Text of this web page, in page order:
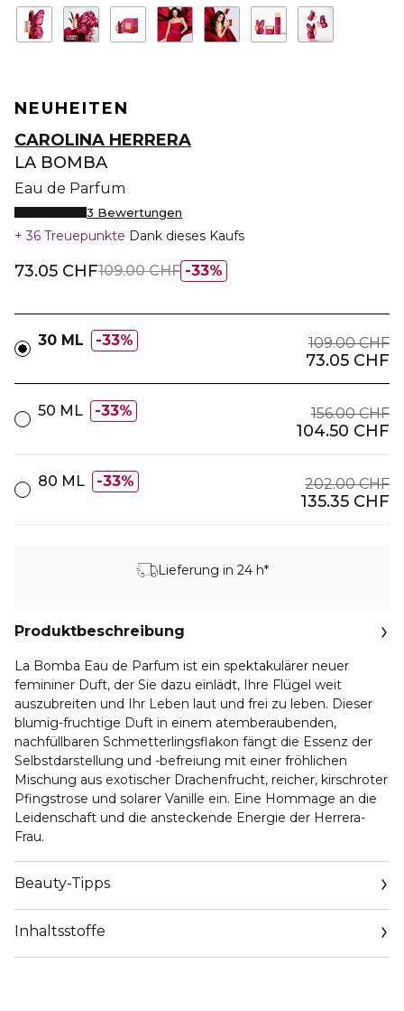
NEUHEITEN
CAROLINA HERRERA
LA BOMBA
Eau de Parfum
3 Bewertungen
36 Treuepunkte Dank dieses Kaufs
33%
73.05 CHF109.00 CHF
30 ML 33% 109.00 CHF
73.05 CHF
50 ML 33% 156.00 CHF
104.50 CHF
80 ML 33% 202.00 CHF
135.35 CHF
Lieferung in 24 h*
Produktbeschreibung
La Bomba Eau de Parfum ist ein spektakulärer neuer
femininer Duft, der Sie dazu einlädt, Ihre Flügel weit
auszubreiten und Ihr Leben laut und frei zu leben. Dieser
blumig-fruchtige Duft in einem atemberaubenden,
nachfüllbaren Schmetterlingsflakon fängt die Essenz der
Selbstdarstellung und -befreiung mit einer fröhlichen
Mischung aus exotischer Drachenfrucht, reicher, kirschroter
Pfingstrose und solarer Vanille ein. Eine Hommage an die
Leidenschaft und die ansteckende Energie der Herrera-
Frau.
Beauty-Tipps
Inhaltsstoffe